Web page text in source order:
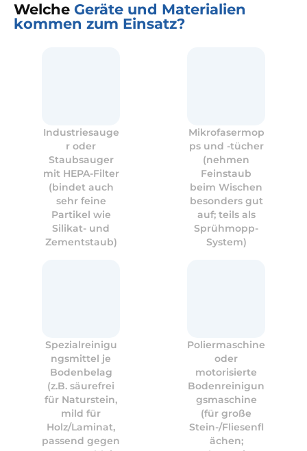
Welche Geräte und Materialien
kommen zum Einsatz?
Industriesauge
r oder
Staubsauger
mit HEPA-Filter
(bindet auch
sehr feine
Partikel wie
Silikat- und
Zementstaub)
Mikrofasermop
ps und -tücher
(nehmen
Feinstaub
beim Wischen
besonders gut
auf; teils als
Sprühmopp-
System)
Spezialreinigu
ngsmittel je
Bodenbelag
(z.B. säurefrei
für Naturstein,
mild für
Holz/Laminat,
passend gegen
Poliermaschine
oder
motorisierte
Bodenreinigun
gsmaschine
(für große
Stein-/Fliesenfl
ächen;